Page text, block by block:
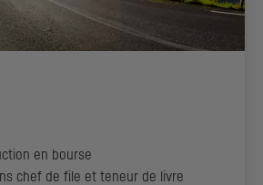
en bourse
chef de file et teneur de livre